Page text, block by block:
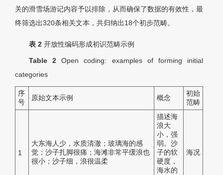
关的滑雪场游记内容予以排除，从而确保了数据的有效性，最
终筛选出320条相关文本，共归纳出18个初步范畴。
表 2 开放性编码形成初识范畴示例
Table 2Open coding: examples of forming initial
categories
序
号
原始文本示例 概念
初始
范畴
1
大东海人少，水质清澈；玻璃海的感
觉；沙子扎脚很痛；海滩非常平缓浪也
很小；沙子细，浪很温柔
描述海
浪大
小，强
弱。沙
子的软
硬度，
海水的
海况